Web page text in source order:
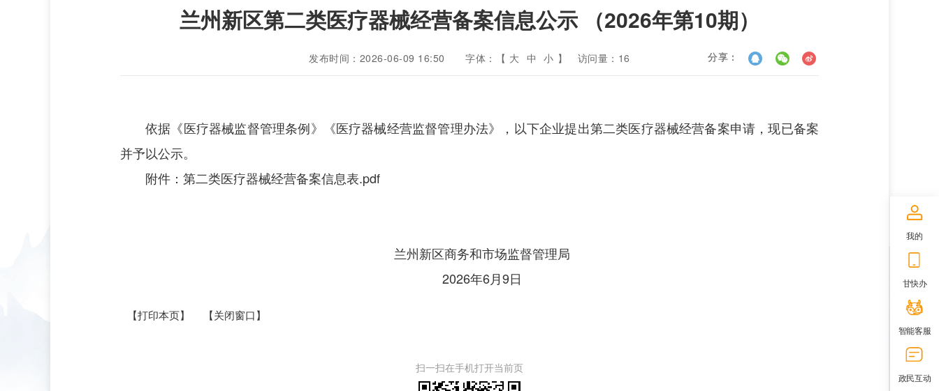
兰州新区第二类医疗器械经营备案信息公示 （2026年第10期）
发布时间：2026-06-09 16:50 字体：【 大 中 小 】 访问量： 16 分享：
依据《医疗器械监督管理条例》《医疗器械经营监督管理办法》，以下企业提出第二类医疗器械经营备案申请，现已备案
并予以公示。
附件： 第二类医疗器械经营备案信息表.pdf
兰州新区商务和市场监督管理局
2026年6月9日
【打印本页】 【关闭窗口】
扫一扫在手机打开当前页
我的
甘快办
智能客服
政民互动